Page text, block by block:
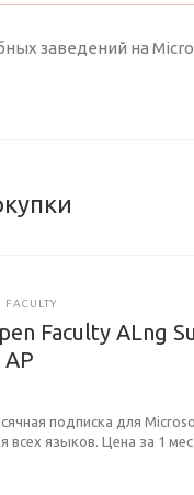
заведений на
Faculty ALng
AP
подписка для
всех языков. Цена за 1